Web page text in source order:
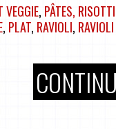
VEGGIE, PÂTES, RISOTTI
, PLAT, RAVIOLI,